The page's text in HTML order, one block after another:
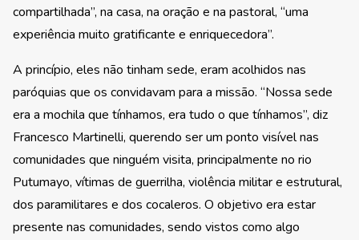
compartilhada”, na casa, na oração e na pastoral, “uma
experiência muito gratificante e enriquecedora”.
A princípio, eles não tinham sede, eram acolhidos nas
paróquias que os convidavam para a missão. “Nossa sede
era a mochila que tínhamos, era tudo o que tínhamos”, diz
Francesco Martinelli, querendo ser um ponto visível nas
comunidades que ninguém visita, principalmente no rio
Putumayo, vítimas de guerrilha, violência militar e estrutural,
dos paramilitares e dos cocaleros. O objetivo era estar
presente nas comunidades, sendo vistos como algo